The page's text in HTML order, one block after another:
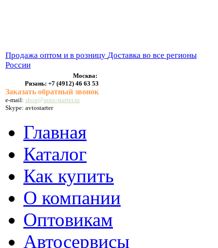
Продажа оптом и в розницу Доставка во все регионы
России
Москва:
Рязань: +7 (4912) 46 63 53
Заказать обратный звонок
e-mail: shop@auto-starter.ru
Skype: avtostarter
Главная
Каталог
Как купить
О компании
Оптовикам
Автосервисы